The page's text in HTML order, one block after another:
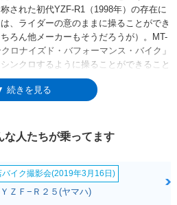
された初代YZF-R1（1998年）の存在に
、ライダーの意のままに操ることができ
ろん他メーカーもそうだろうが）。MT-
ロナイズド・バフォーマンス・バイク」
ンクロするように操ることができること
めに用いられたのが、「クロスプレーン
3気筒エンジン（845cc）。燃焼によっ
た。また、MT-09の車体構成は、スーパ
タイルに組み合わせたもの。これも、コ
の。日本国内での販売は2014年4月から
年モデルからトラクションコントロ
胆なフェイスリフトを伴うマイナーチ
みとなった。2018年モデルはカラー変
続きを見る
な人たちが乗ってます
バイク撮影会(2019年3月16日)
ＺＦ−Ｒ２５(ヤマハ)